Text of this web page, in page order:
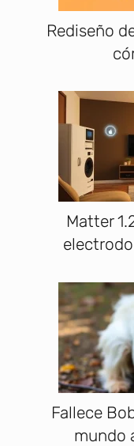
Rediseño
Matter
Fallece
mundo